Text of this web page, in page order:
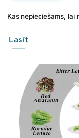
Kas nepieciešams, lai
Lasīt